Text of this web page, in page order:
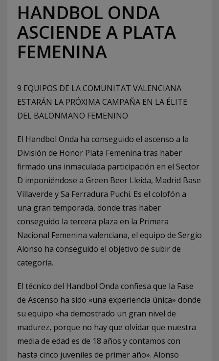
HANDBOL ONDA
ASCIENDE A PLATA
FEMENINA
9 EQUIPOS DE LA COMUNITAT VALENCIANA
ESTARÁN LA PRÓXIMA CAMPAÑA EN LA ÉLITE
DEL BALONMANO FEMENINO
El Handbol Onda ha conseguido el ascenso a la
División de Honor Plata Femenina tras haber
firmado una inmaculada participación en el Sector
D imponiéndose a Green Beer Lleida, Madrid Base
Villaverde y Sa Ferradura Puchi. Es el colofón a
una gran temporada, donde tras haber
conseguido la tercera plaza en la Primera
Nacional Femenina valenciana, el equipo de Sergio
Alonso ha conseguido el objetivo de subir de
categoría.
El técnico del Handbol Onda confiesa que la Fase
de Ascenso ha sido «una experiencia única» donde
su equipo «ha demostrado un gran nivel de
madurez, porque no hay que olvidar que nuestra
media de edad es de 18 años y contamos con
hasta cinco juveniles de primer año». Alonso